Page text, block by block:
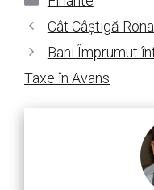
Cât Câștigă
Bani Împrumut
Taxe în Avans